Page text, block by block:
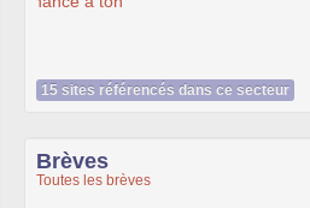
15 sites référencés dans ce secteur
Brèves
Toutes les brèves